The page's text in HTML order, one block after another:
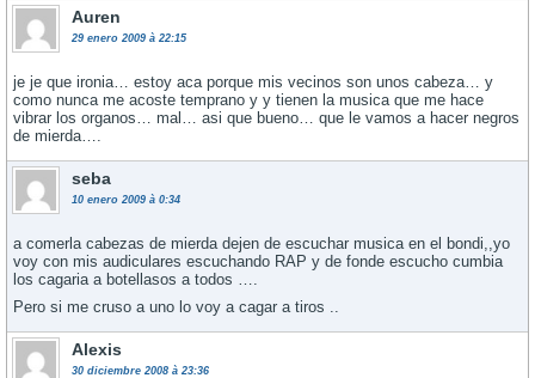
Auren
29 enero 2009 à 22:15
je je que ironia… estoy aca porque mis vecinos son unos cabeza… y
como nunca me acoste temprano y y tienen la musica que me hace
vibrar los organos… mal… asi que bueno… que le vamos a hacer negros
de mierda….
seba
10 enero 2009 à 0:34
a comerla cabezas de mierda dejen de escuchar musica en el bondi,,yo
voy con mis audiculares escuchando RAP y de fonde escucho cumbia
los cagaria a botellasos a todos ….
Pero si me cruso a uno lo voy a cagar a tiros ..
Alexis
30 diciembre 2008 à 23:36